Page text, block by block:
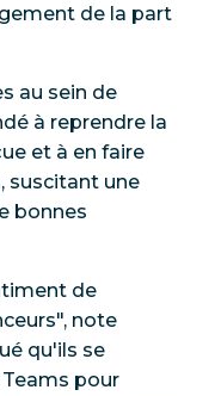
de la part
au sein de
à reprendre la
et à en faire
suscitant une
bonnes
de
note
qu'ils se
pour